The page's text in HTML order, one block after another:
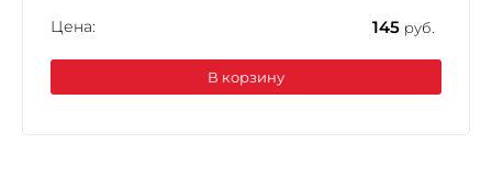
Цена: 145 руб.
В корзину